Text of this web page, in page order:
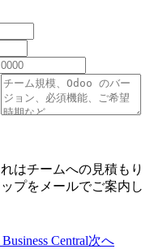
はチームへの見積もり
プをメールでご案内し
Central次へ